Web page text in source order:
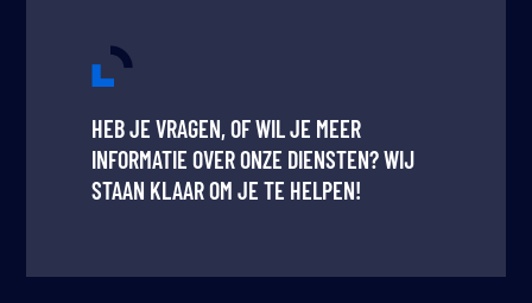
HEB JE VRAGEN, OF WIL JE MEER
INFORMATIE OVER ONZE DIENSTEN? WIJ
STAAN KLAAR OM JE TE HELPEN!